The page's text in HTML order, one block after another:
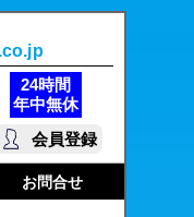
24時間
年中無休
会員登録
お問合せ